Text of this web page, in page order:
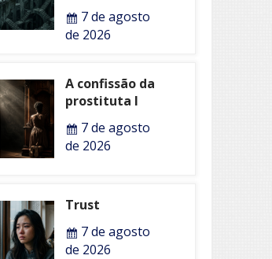
7 de agosto
de 2026
A confissão da
prostituta I
7 de agosto
de 2026
Trust
7 de agosto
de 2026